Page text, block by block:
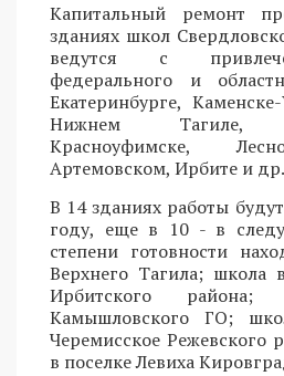
Капитальный ремонт
зданиях школ
ведутся с
федерального и
Екатеринбурге,
Нижнем Тагиле,
Красноуфимске,
Артемовском, Ирбите и др.
В 14 зданиях работы
году, еще в 10 - в
степени готовности
Верхнего Тагила; школа
Ирбитского
Камышловского ГО;
Черемисское Режевского
в поселке Левиха